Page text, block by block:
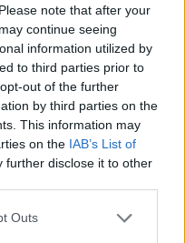
note that after your
continue seeing
information utilized by
to third parties prior to
out of the further
by third parties on the
This information may
on the IAB’s List of
further disclose it to other
one or more Google
Outs
ulteriori informazioni
canali ufficiali della
autorizzati.
produce contenuti di